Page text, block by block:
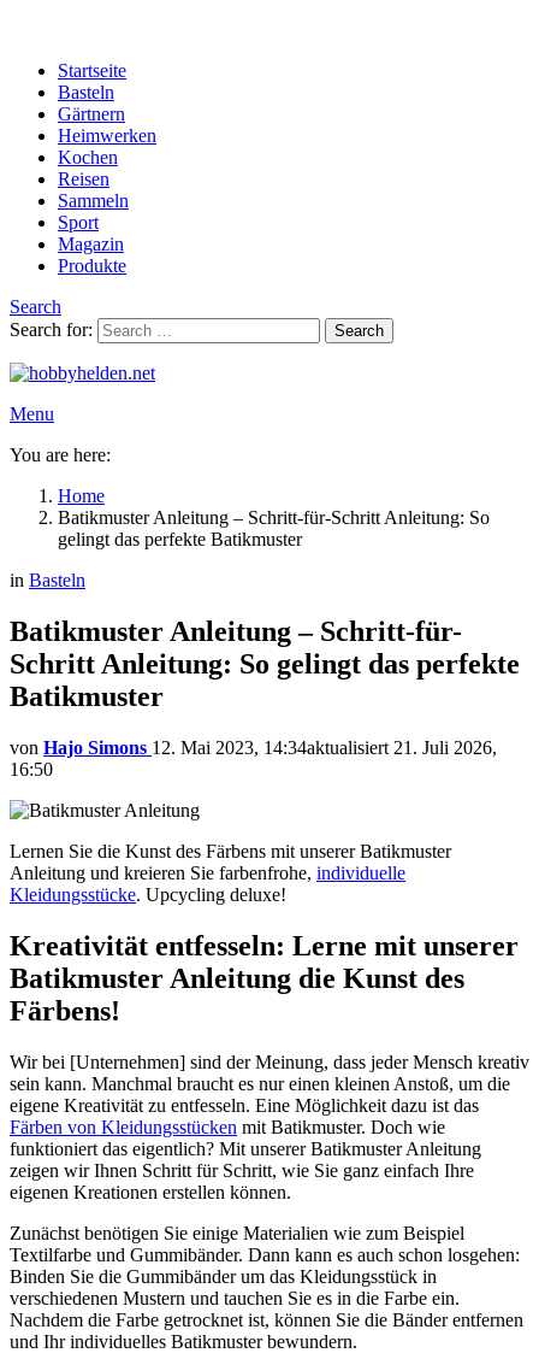
Startseite
Basteln
Gärtnern
Heimwerken
Kochen
Reisen
Sammeln
Sport
Magazin
Produkte
Search
Search for:
Search
Menu
You are here:
Home
Batikmuster Anleitung – Schritt-für-Schritt Anleitung: So
gelingt das perfekte Batikmuster
in Basteln
Batikmuster Anleitung – Schritt-für-
Schritt Anleitung: So gelingt das perfekte
Batikmuster
von Hajo Simons 12. Mai 2023, 14:34aktualisiert 21. Juli 2026,
16:50
Lernen Sie die Kunst des Färbens mit unserer Batikmuster
Anleitung und kreieren Sie farbenfrohe, individuelle
Kleidungsstücke. Upcycling deluxe!
Kreativität entfesseln: Lerne mit unserer
Batikmuster Anleitung die Kunst des
Färbens!
Wir bei [Unternehmen] sind der Meinung, dass jeder Mensch kreativ
sein kann. Manchmal braucht es nur einen kleinen Anstoß, um die
eigene Kreativität zu entfesseln. Eine Möglichkeit dazu ist das
Färben von Kleidungsstücken mit Batikmuster. Doch wie
funktioniert das eigentlich? Mit unserer Batikmuster Anleitung
zeigen wir Ihnen Schritt für Schritt, wie Sie ganz einfach Ihre
eigenen Kreationen erstellen können.
Zunächst benötigen Sie einige Materialien wie zum Beispiel
Textilfarbe und Gummibänder. Dann kann es auch schon losgehen:
Binden Sie die Gummibänder um das Kleidungsstück in
verschiedenen Mustern und tauchen Sie es in die Farbe ein.
Nachdem die Farbe getrocknet ist, können Sie die Bänder entfernen
und Ihr individuelles Batikmuster bewundern.